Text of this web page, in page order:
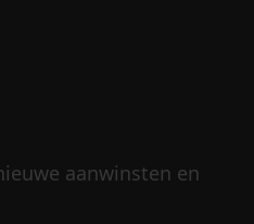
aanwinsten en